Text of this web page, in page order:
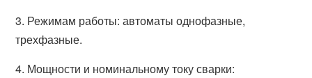
3. Режимам работы: автоматы однофазные,
трехфазные.
4. Мощности и номинальному току сварки: